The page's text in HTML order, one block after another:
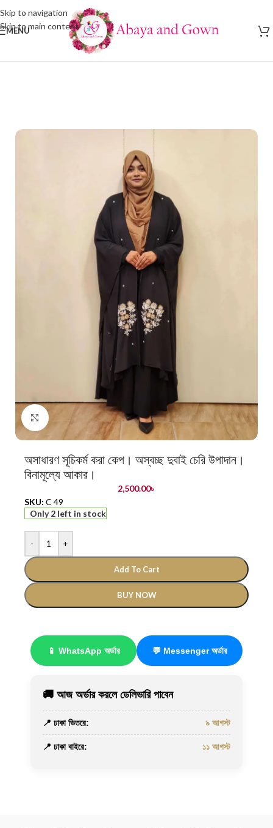
Skip to navigation
Skip to main content
MENU
Click to enlarge
অসাধারণ সূচিকর্ম করা কেপ। অস্বচ্ছ দুবাই চেরি উপাদান।
বিনামূল্যে আকার।
2,500.00৳
SKU: C 49
Only 2 left in stock
- +
Add To Cart
BUY NOW
📱 WhatsApp অর্ডার 💬 Messenger অর্ডার
🚚 আজ অর্ডার করলে ডেলিভারি পাবেন
📍 ঢাকা ভিতরে: ৯ আগস্ট
📍 ঢাকা বাইরে: ১১ আগস্ট